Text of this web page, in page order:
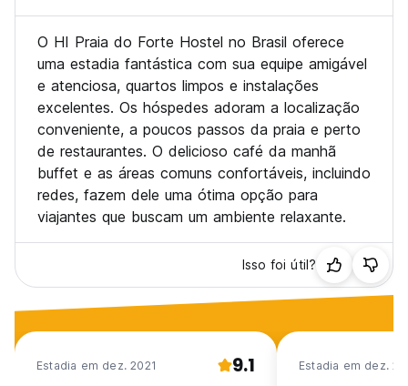
O HI Praia do Forte Hostel no Brasil oferece
uma estadia fantástica com sua equipe amigável
e atenciosa, quartos limpos e instalações
excelentes. Os hóspedes adoram a localização
conveniente, a poucos passos da praia e perto
de restaurantes. O delicioso café da manhã
buffet e as áreas comuns confortáveis, incluindo
redes, fazem dele uma ótima opção para
viajantes que buscam um ambiente relaxante.
Isso foi útil?
Estadia em dez. 2021 9.1 Estadia em dez.